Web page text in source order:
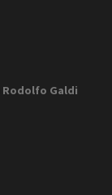
Rodolfo Galdi